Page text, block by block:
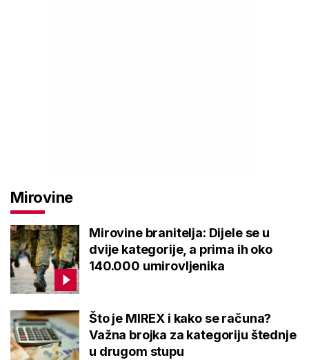
Mirovine
Mirovine branitelja: Dijele se u
dvije kategorije, a prima ih oko
140.000 umirovljenika
Što je MIREX i kako se računa?
Važna brojka za kategoriju štednje
u drugom stupu